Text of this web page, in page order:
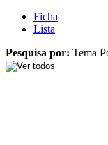
Ficha
Lista
Pesquisa por: Tema